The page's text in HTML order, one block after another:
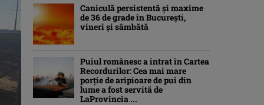
Caniculă persistentă şi maxime
de 36 de grade în Bucureşti,
vineri şi sâmbătă
Puiul românesc a intrat în Cartea
Recordurilor: Cea mai mare
porție de aripioare de pui din
lume a fost servită de
LaProvincia ...